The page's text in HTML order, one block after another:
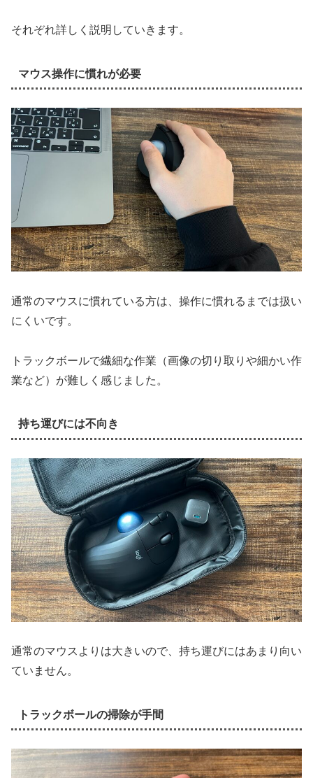
それぞれ詳しく説明していきます。
マウス操作に慣れが必要
通常のマウスに慣れている方は、操作に慣れるまでは扱い
にくいです。
トラックボールで繊細な作業（画像の切り取りや細かい作
業など）が難しく感じました。
持ち運びには不向き
通常のマウスよりは大きいので、持ち運びにはあまり向い
ていません。
トラックボールの掃除が手間